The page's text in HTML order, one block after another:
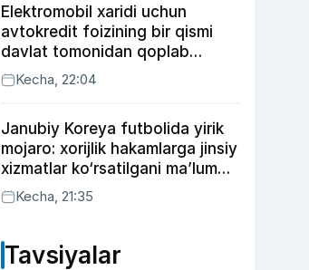
Elektromobil xaridi uchun
avtokredit foizining bir qismi
davlat tomonidan qoplab
berilishi mumkin
Kecha, 22:04
Janubiy Koreya futbolida yirik
mojaro: xorijlik hakamlarga jinsiy
xizmatlar ko‘rsatilgani ma’lum
qilindi
Kecha, 21:35
Tavsiyalar